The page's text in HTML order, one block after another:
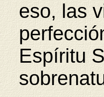
eso, las
Espíritu